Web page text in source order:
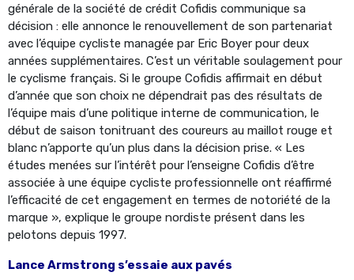
générale de la société de crédit Cofidis communique sa
décision : elle annonce le renouvellement de son partenariat
avec l’équipe cycliste managée par Eric Boyer pour deux
années supplémentaires. C’est un véritable soulagement pour
le cyclisme français. Si le groupe Cofidis affirmait en début
d’année que son choix ne dépendrait pas des résultats de
l’équipe mais d’une politique interne de communication, le
début de saison tonitruant des coureurs au maillot rouge et
blanc n’apporte qu’un plus dans la décision prise. « Les
études menées sur l’intérêt pour l’enseigne Cofidis d’être
associée à une équipe cycliste professionnelle ont réaffirmé
l’efficacité de cet engagement en termes de notoriété de la
marque », explique le groupe nordiste présent dans les
pelotons depuis 1997.
Lance Armstrong s’essaie aux pavés